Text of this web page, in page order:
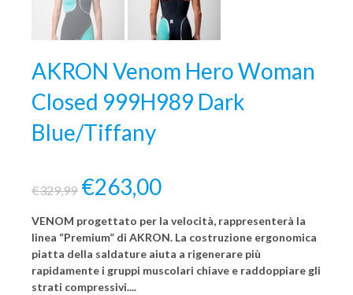
AKRON Venom Hero Woman
Closed 999H989 Dark
Blue/Tiffany
€329,99 €263,00
VENOM progettato per la velocità, rappresenterà la
linea “Premium” di AKRON. La costruzione ergonomica
piatta della saldature aiuta a rigenerare più
rapidamente i gruppi muscolari chiave e raddoppiare gli
strati compressivi....